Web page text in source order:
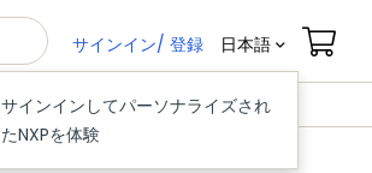
サインイン/ 登録
サインインしてパーソナライズされ
たNXPを体験
日本語